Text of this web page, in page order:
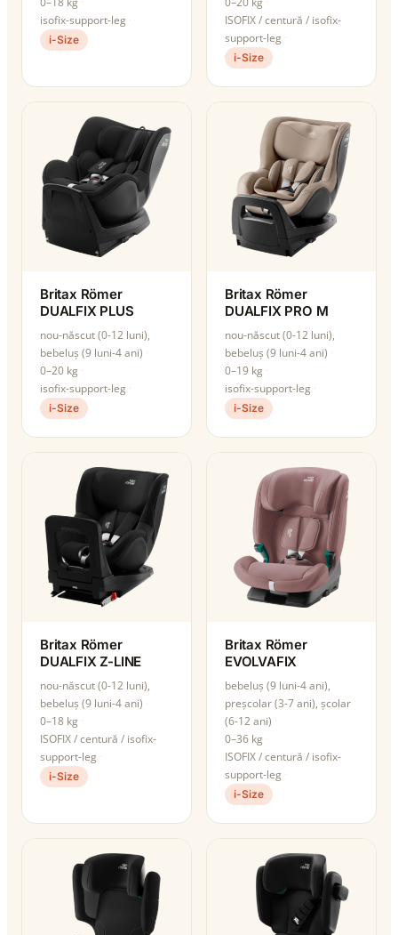
isofix-support-leg
i-Size
ISOFIX / centură / isofix-
support-leg
i-Size
Britax Römer
DUALFIX PLUS
nou-născut (0-12 luni),
bebeluș (9 luni-4 ani)
0–20 kg
isofix-support-leg
i-Size
Britax Römer
DUALFIX PRO M
nou-născut (0-12 luni),
bebeluș (9 luni-4 ani)
0–19 kg
isofix-support-leg
i-Size
Britax Römer
DUALFIX Z-LINE
nou-născut (0-12 luni),
bebeluș (9 luni-4 ani)
0–18 kg
ISOFIX / centură / isofix-
support-leg
i-Size
Britax Römer
EVOLVAFIX
bebeluș (9 luni-4 ani),
preșcolar (3-7 ani), școlar
(6-12 ani)
0–36 kg
ISOFIX / centură / isofix-
support-leg
i-Size